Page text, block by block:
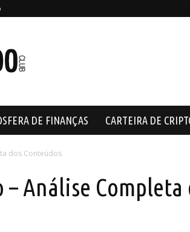
DE FINANÇAS CARTEIRA DE
dos Conteúdos
– Análise Completa